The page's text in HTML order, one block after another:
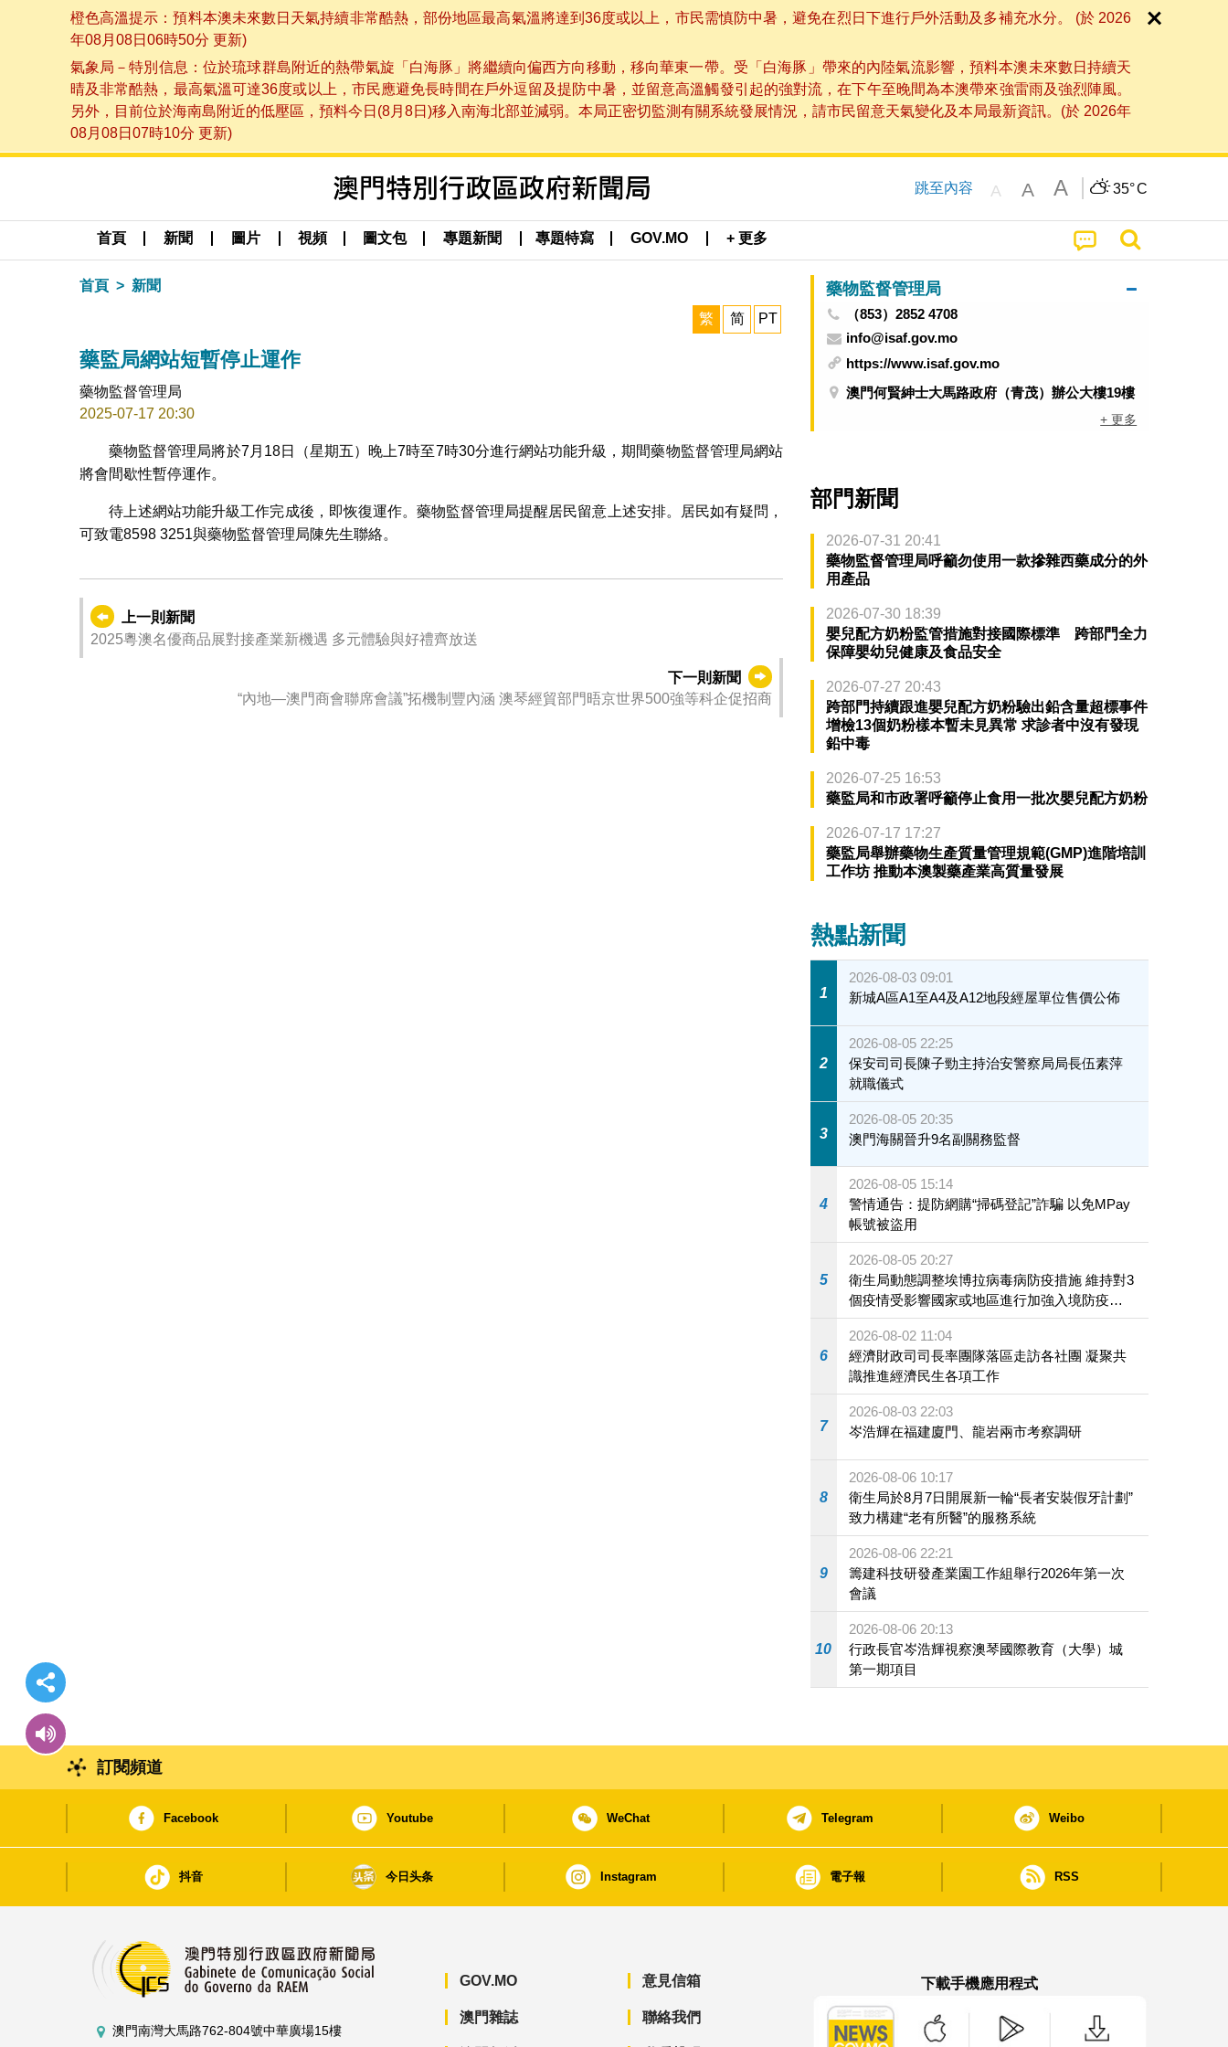
橙色高溫提示：預料本澳未來數日天氣持續非常酷熱，部份地區最高氣溫將達到36度或以上，市民需慎防中暑，避免在烈日下進行戶外活動及多補充水分。 (於 2026
年08月08日06時50分 更新)
氣象局－特別信息：位於琉球群島附近的熱帶氣旋「白海豚」將繼續向偏西方向移動，移向華東一帶。受「白海豚」帶來的內陸氣流影響，預料本澳未來數日持續天
晴及非常酷熱，最高氣溫可達36度或以上，市民應避免長時間在戶外逗留及提防中暑，並留意高溫觸發引起的強對流，在下午至晚間為本澳帶來強雷雨及強烈陣風。
另外，目前位於海南島附近的低壓區，預料今日(8月8日)移入南海北部並減弱。本局正密切監測有關系統發展情況，請市民留意天氣變化及本局最新資訊。(於 2026年
08月08日07時10分 更新)
跳至內容 A A A 35°C
首頁 新聞 圖片 視頻 圖文包 專題新聞 專題特寫 GOV.MO + 更多
首頁 新聞
繁 简 PT
藥監局網站短暫停止運作
藥物監督管理局
2025-07-17 20:30
藥物監督管理局將於7月18日（星期五）晚上7時至7時30分進行網站功能升級，期間藥物監督管理局網站
將會間歇性暫停運作。
待上述網站功能升級工作完成後，即恢復運作。藥物監督管理局提醒居民留意上述安排。居民如有疑問，
可致電8598 3251與藥物監督管理局陳先生聯絡。
上一則新聞
2025粵澳名優商品展對接產業新機遇 多元體驗與好禮齊放送
下一則新聞
“內地—澳門商會聯席會議”拓機制豐內涵 澳琴經貿部門晤京世界500強等科企促招商
藥物監督管理局
（853）2852 4708
info@isaf.gov.mo
https://www.isaf.gov.mo
澳門何賢紳士大馬路政府（青茂）辦公大樓19樓
+ 更多
部門新聞
2026-07-31 20:41
藥物監督管理局呼籲勿使用一款摻雜西藥成分的外
用產品
2026-07-30 18:39
嬰兒配方奶粉監管措施對接國際標準 跨部門全力
保障嬰幼兒健康及食品安全
2026-07-27 20:43
跨部門持續跟進嬰兒配方奶粉驗出鉛含量超標事件
增檢13個奶粉樣本暫未見異常 求診者中沒有發現
鉛中毒
2026-07-25 16:53
藥監局和市政署呼籲停止食用一批次嬰兒配方奶粉
2026-07-17 17:27
藥監局舉辦藥物生產質量管理規範(GMP)進階培訓
工作坊 推動本澳製藥產業高質量發展
熱點新聞
1
2026-08-03 09:01
新城A區A1至A4及A12地段經屋單位售價公佈
2
2026-08-05 22:25
保安司司長陳子勁主持治安警察局局長伍素萍
就職儀式
3
2026-08-05 20:35
澳門海關晉升9名副關務監督
4
2026-08-05 15:14
警情通告：提防網購“掃碼登記”詐騙 以免MPay
帳號被盜用
5
2026-08-05 20:27
衛生局動態調整埃博拉病毒病防疫措施 維持對3
個疫情受影響國家或地區進行加強入境防疫措
施
6
2026-08-02 11:04
經濟財政司司長率團隊落區走訪各社團 凝聚共
識推進經濟民生各項工作
7
2026-08-03 22:03
岑浩輝在福建廈門、龍岩兩市考察調研
8
2026-08-06 10:17
衛生局於8月7日開展新一輪“長者安裝假牙計劃”
致力構建“老有所醫”的服務系統
9
2026-08-06 22:21
籌建科技研發產業園工作組舉行2026年第一次
會議
10
2026-08-06 20:13
行政長官岑浩輝視察澳琴國際教育（大學）城
第一期項目
訂閱頻道
Facebook Youtube WeChat Telegram Weibo
抖音 今日头条 Instagram 電子報 RSS
澳門南灣大馬路762-804號中華廣場15樓
GOV.MO
澳門雜誌
意見信箱
聯絡我們
下載手機應用程式